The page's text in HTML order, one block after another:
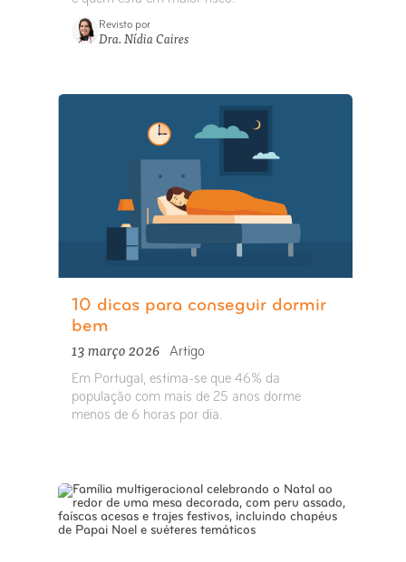
Revisto por
Dra. Nídia Caires
10 dicas para conseguir dormir
bem
13 março 2026
Artigo
Em Portugal, estima-se que 46% da
população com mais de 25 anos dorme
menos de 6 horas por dia.